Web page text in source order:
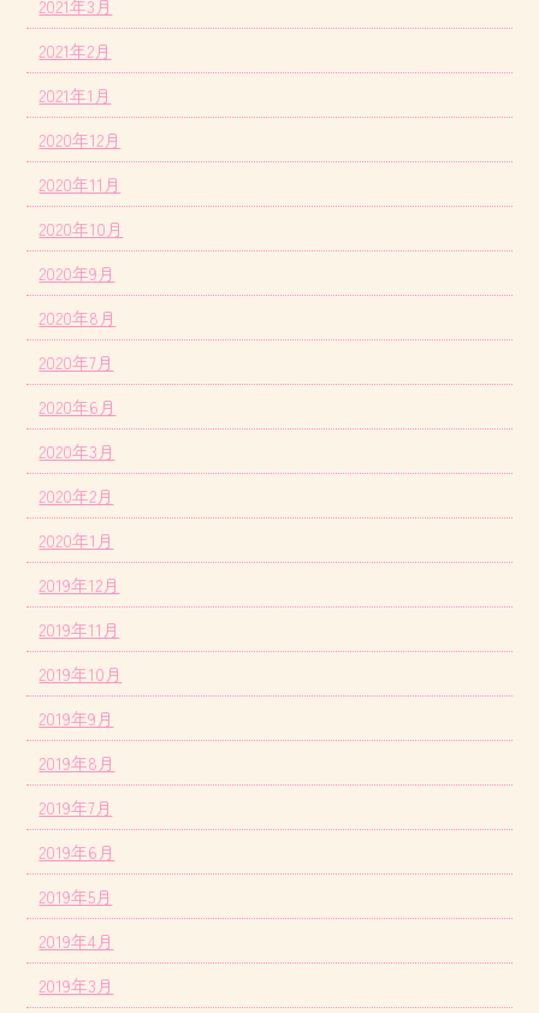
2021年3月
2021年2月
2021年1月
2020年12月
2020年11月
2020年10月
2020年9月
2020年8月
2020年7月
2020年6月
2020年3月
2020年2月
2020年1月
2019年12月
2019年11月
2019年10月
2019年9月
2019年8月
2019年7月
2019年6月
2019年5月
2019年4月
2019年3月